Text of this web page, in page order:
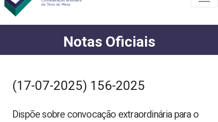
Notas Oficiais
(17-07-2025) 156-2025
Dispõe sobre convocação extraordinária para o